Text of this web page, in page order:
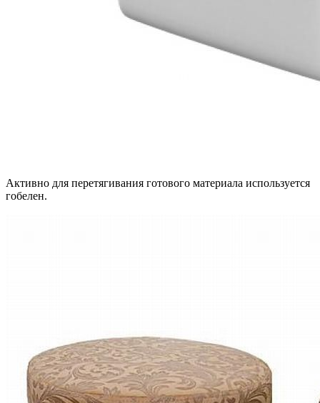
Активно для перетягивания готового материала используется
гобелен.